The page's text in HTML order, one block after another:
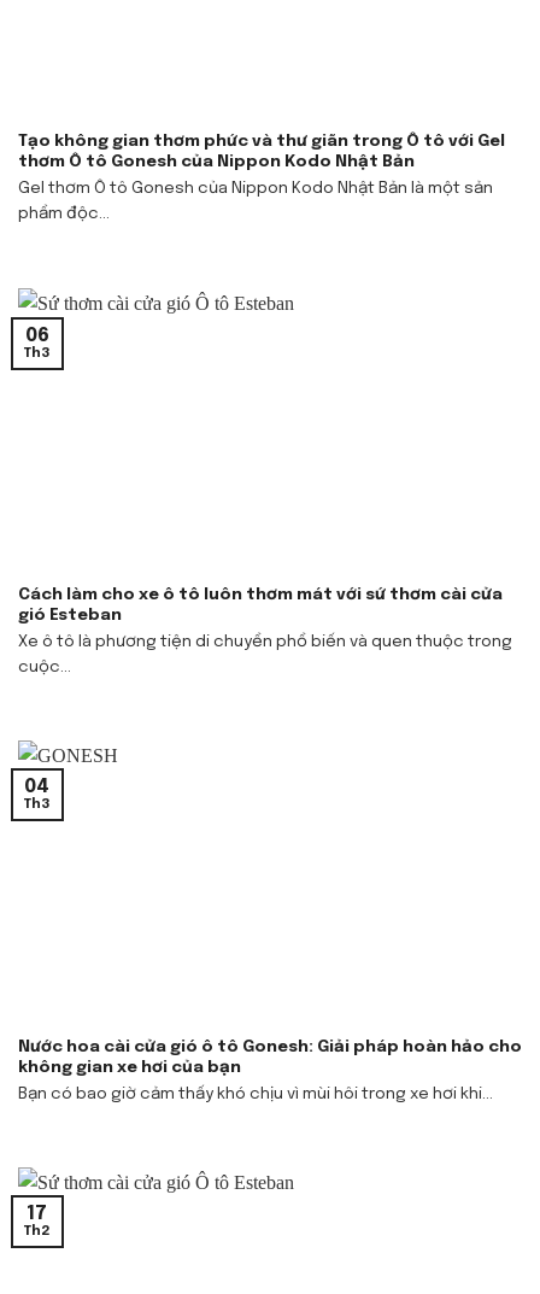
Tạo không gian thơm phức và thư giãn trong Ô tô với Gel
thơm Ô tô Gonesh của Nippon Kodo Nhật Bản
Gel thơm Ô tô Gonesh của Nippon Kodo Nhật Bản là một sản
phẩm độc...
Cách làm cho xe ô tô luôn thơm mát với sứ thơm cài cửa
gió Esteban
Xe ô tô là phương tiện di chuyển phổ biến và quen thuộc trong
cuộc...
06
Th3
Nước hoa cài cửa gió ô tô Gonesh: Giải pháp hoàn hảo cho
không gian xe hơi của bạn
Bạn có bao giờ cảm thấy khó chịu vì mùi hôi trong xe hơi khi...
04
Th3
17
Th2